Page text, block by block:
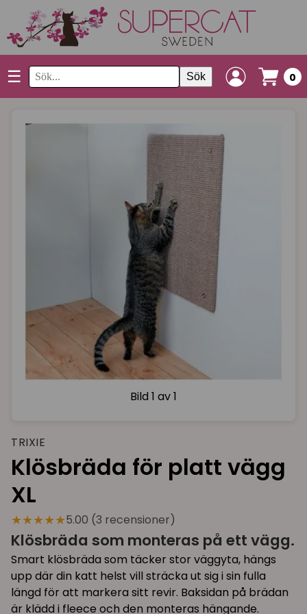
☰ Sök 0
Bild 1 av 1
TRIXIE
Klösbräda för platt vägg
XL
★★★★★5.00 (3 recensioner)
Klösbräda som monteras på ett vägg.
Smart klösbräda som täcker stor väggyta, hängs
upp där din katt helst vill sträcka ut sig i sin fulla
längd för att markera sitt revir. Baksidan på brädan
är klädd i fleece och den monteras hängande.